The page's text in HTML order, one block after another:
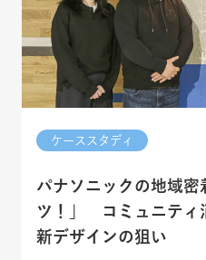
ケーススタディ
パナソニックの地域密
ツ！」 コミュニティ
新デザインの狙い